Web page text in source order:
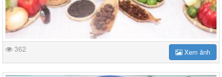
362 Xem ảnh